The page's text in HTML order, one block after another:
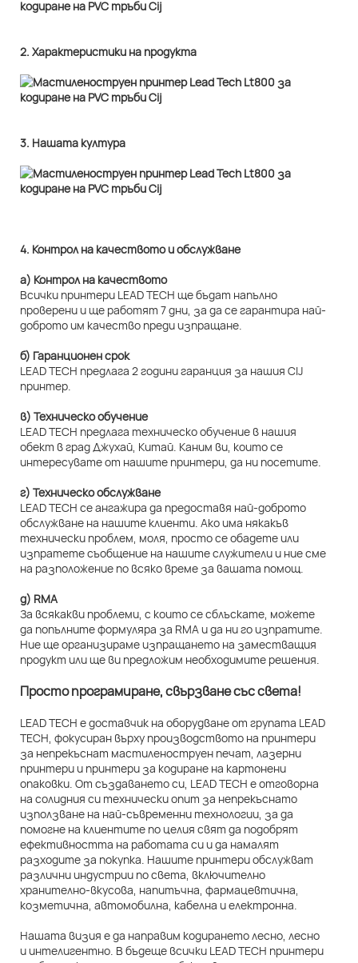
2. Характеристики на продукта
3. Нашата култура
4. Контрол на качеството и обслужване
а) Контрол на качеството
Всички принтери LEAD TECH ще бъдат напълно
проверени и ще работят 7 дни, за да се гарантира най-
доброто им качество преди изпращане.
б) Гаранционен срок
LEAD TECH предлага 2 години гаранция за нашия CIJ
принтер.
в) Техническо обучение
LEAD TECH предлага техническо обучение в нашия
обект в град Джухай, Китай. Каним ви, които се
интересувате от нашите принтери, да ни посетите.
г) Техническо обслужване
LEAD TECH се ангажира да предоставя най-доброто
обслужване на нашите клиенти. Ако има някакъв
технически проблем, моля, просто се обадете или
изпратете съобщение на нашите служители и ние сме
на разположение по всяко време за вашата помощ.
д) RMA
За всякакви проблеми, с които се сблъскате, можете
да попълните формуляра за RMA и да ни го изпратите.
Ние ще организираме изпращането на заместващия
продукт или ще ви предложим необходимите решения.
Просто програмиране, свързване със света!
LEAD TECH е доставчик на оборудване от групата LEAD
TECH, фокусиран върху производството на принтери
за непрекъснат мастиленоструен печат, лазерни
принтери и принтери за кодиране на картонени
опаковки. От създаването си, LEAD TECH е отговорна
на солидния си технически опит за непрекъснато
използване на най-съвременни технологии, за да
помогне на клиентите по целия свят да подобрят
ефективността на работата си и да намалят
разходите за покупка. Нашите принтери обслужват
различни индустрии по света, включително
хранително-вкусова, напитъчна, фармацевтична,
козметична, автомобилна, кабелна и електронна.
Нашата визия е да направим кодирането лесно, лесно
и интелигентно. В бъдеще всички LEAD TECH принтери